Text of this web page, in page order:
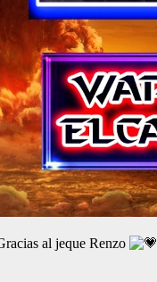
al jeque Renzo